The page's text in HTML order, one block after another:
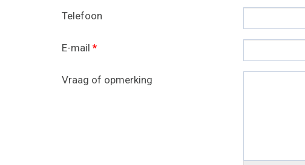
Telefoon
E-mail *
Vraag of opmerking